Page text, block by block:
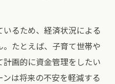
るため、経済状況による
たとえば、子育て世帯や
画的に資金管理をしたい
は将来の不安を軽減する